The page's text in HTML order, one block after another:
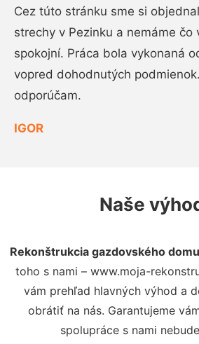
Cez túto stránku sme si
strechy v Pezinku a nemáme čo
spokojní. Práca bola vykonaná
vopred dohodnutých
odporúčam.
IGOR
Naše
Rekonštrukcia gazdovského
toho s nami – www.moja-
vám prehľad hlavných výhod a
obrátiť na nás. Garantujeme
spolupráce s nami